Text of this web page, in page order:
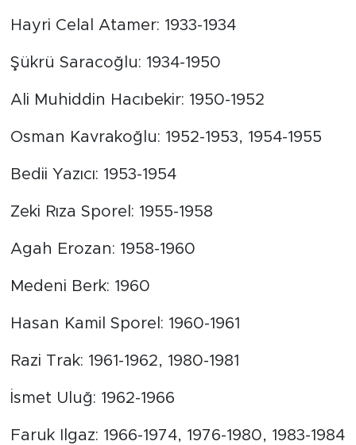
Hayri Celal Atamer: 1933-1934
Şükrü Saracoğlu: 1934-1950
Ali Muhiddin Hacıbekir: 1950-1952
Osman Kavrakoğlu: 1952-1953, 1954-1955
Bedii Yazıcı: 1953-1954
Zeki Rıza Sporel: 1955-1958
Agah Erozan: 1958-1960
Medeni Berk: 1960
Hasan Kamil Sporel: 1960-1961
Razi Trak: 1961-1962, 1980-1981
İsmet Uluğ: 1962-1966
Faruk Ilgaz: 1966-1974, 1976-1980, 1983-1984